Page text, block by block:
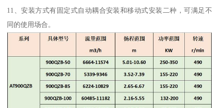
11、安装方式有固定式自动耦合安装和移动式安装二种，可满足不
同的使用场合。